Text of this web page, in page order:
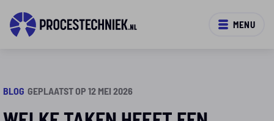
MENU
BLOG GEPLAATST OP 12 MEI 2026